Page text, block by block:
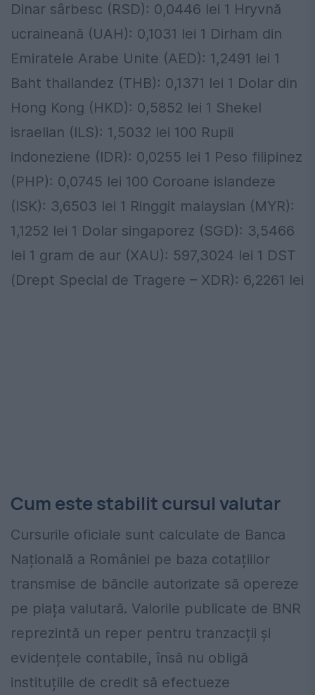
Dinar sârbesc (RSD): 0,0446 lei 1 Hryvnă
ucraineană (UAH): 0,1031 lei 1 Dirham din
Emiratele Arabe Unite (AED): 1,2491 lei 1
Baht thailandez (THB): 0,1371 lei 1 Dolar din
Hong Kong (HKD): 0,5852 lei 1 Shekel
israelian (ILS): 1,5032 lei 100 Rupii
indoneziene (IDR): 0,0255 lei 1 Peso filipinez
(PHP): 0,0745 lei 100 Coroane islandeze
(ISK): 3,6503 lei 1 Ringgit malaysian (MYR):
1,1252 lei 1 Dolar singaporez (SGD): 3,5466
lei 1 gram de aur (XAU): 597,3024 lei 1 DST
(Drept Special de Tragere – XDR): 6,2261 lei
Cum este stabilit cursul valutar
Cursurile oficiale sunt calculate de Banca
Națională a României pe baza cotațiilor
transmise de băncile autorizate să opereze
pe piața valutară. Valorile publicate de BNR
reprezintă un reper pentru tranzacții și
evidențele contabile, însă nu obligă
instituțiile de credit să efectueze